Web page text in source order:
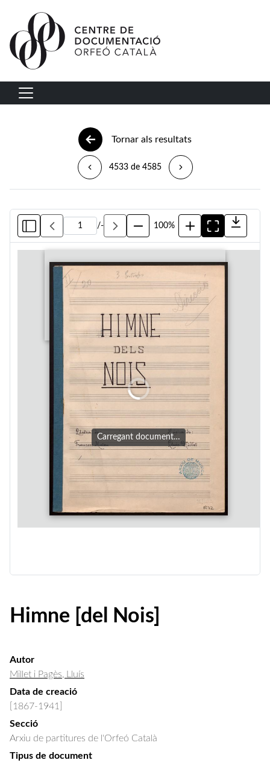
Vés al contingut
Navegació principal
Tornar als resultats
4533 de 4585
/- 100%
Carregant document…
Himne [del Nois]
Autor
Millet i Pagès, Lluís
Data de creació
[1867-1941]
Secció
Arxiu de partitures de l'Orfeó Català
Tipus de document